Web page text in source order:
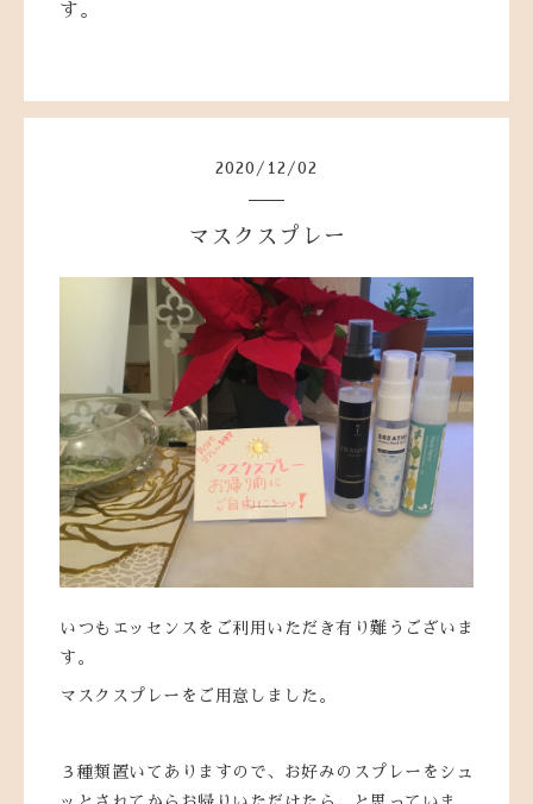
す。
2020 / 12 /02
マスクスプレー
いつもエッセンスをご利用いただき有り難うございま
す。
マスクスプレーをご用意しました。
３種類置いてありますので、お好みのスプレーをシュ